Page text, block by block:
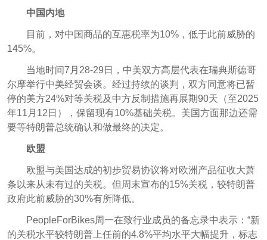
中国内地
目前，对中国商品的互惠税率为10%，低于此前威胁的
145%。
当地时间7月28-29日，中美双方高层代表在瑞典斯德哥
尔摩举行中美经贸会谈。经过持续的谈判， 双方同意将已暂
停的美方24%对等关税及中方反制措施再展期90天（至2025
年11月12日），保留现有10%基础关税。 美国方面那边还需
要等特朗普总统确认和做最终的决定。
欧盟
欧盟与美国达成的初步贸易协议将对欧洲产品征收大萧
条以来从未有过的关税。但周末宣布的15%关税，较特朗普
政府此前威胁的30%有所降低。
PeopleForBikes周一在致行业成员的备忘录中表示：“新
的关税水平较特朗普上任前的4.8%平均水平大幅提升，标志